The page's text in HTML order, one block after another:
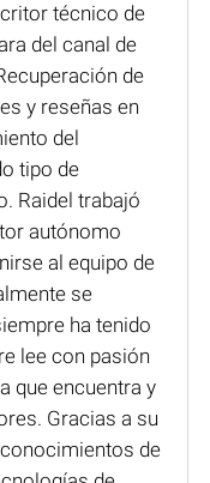
técnico de
del canal de
de
y reseñas en
del
tipo de
Raidel trabajó
autónomo
al equipo de
se
ha tenido
lee con pasión
que encuentra y
Gracias a su
de